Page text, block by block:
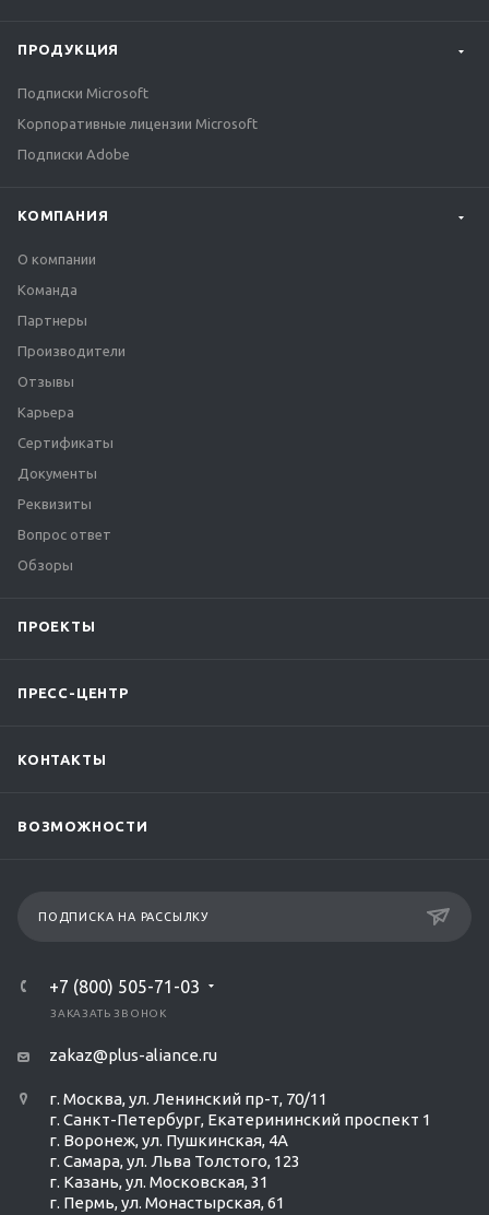
ПРОДУКЦИЯ
Подписки Microsoft
Корпоративные лицензии Microsoft
Подписки Adobe
КОМПАНИЯ
О компании
Команда
Партнеры
Производители
Отзывы
Карьера
Сертификаты
Документы
Реквизиты
Вопрос ответ
Обзоры
ПРОЕКТЫ
ПРЕСС-ЦЕНТР
КОНТАКТЫ
ВОЗМОЖНОСТИ
ПОДПИСКА НА РАССЫЛКУ
+7 (800) 505-71-03
ЗАКАЗАТЬ ЗВОНОК
zakaz@plus-aliance.ru
г. Москва, ул. Ленинский пр-т, 70/11
г. Санкт-Петербург, Екатерининский проспект 1
г. Воронеж, ул. Пушкинская, 4А
г. Самара, ул. Льва Толстого, 123
г. Казань, ул. Московская, 31
г. Пермь, ул. Монастырская, 61